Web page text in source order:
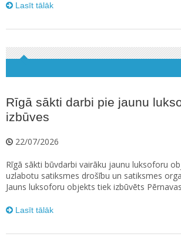
Lasīt tālāk
Rīgā sākti darbi pie jaunu
izbūves
22/07/2026
Rīgā sākti būvdarbi vairāku jaunu luksoforu
uzlabotu satiksmes drošību un satiksmes
Jauns luksoforu objekts tiek izbūvēts
Lasīt tālāk